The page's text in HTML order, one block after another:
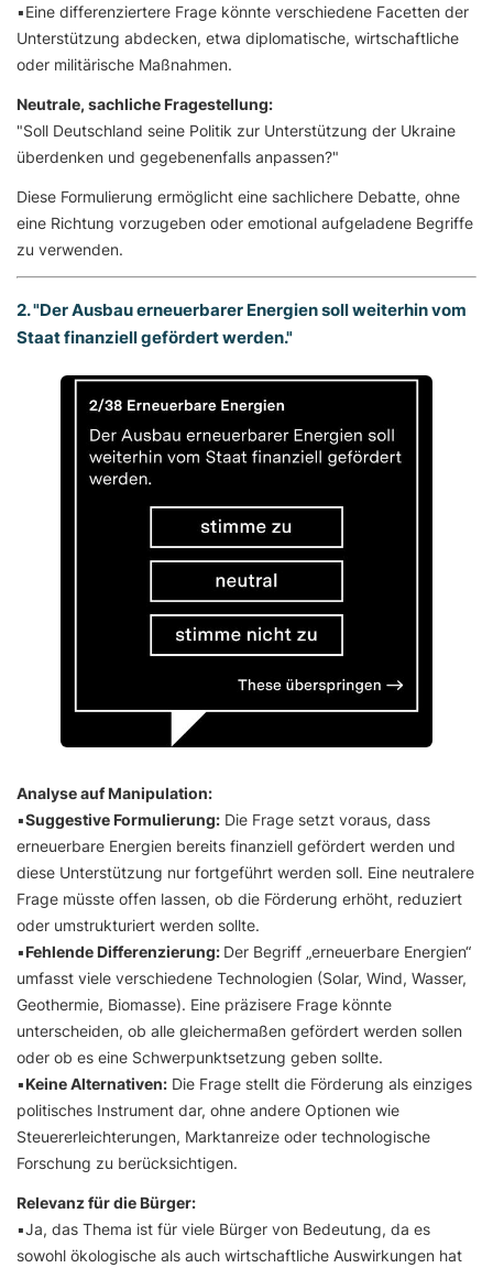
▪️Eine differenziertere Frage könnte verschiedene Facetten der
Unterstützung abdecken, etwa diplomatische, wirtschaftliche
oder militärische Maßnahmen.
Neutrale, sachliche Fragestellung:
"Soll Deutschland seine Politik zur Unterstützung der Ukraine
überdenken und gegebenenfalls anpassen?"
Diese Formulierung ermöglicht eine sachlichere Debatte, ohne
eine Richtung vorzugeben oder emotional aufgeladene Begriffe
zu verwenden.
2. "Der Ausbau erneuerbarer Energien soll weiterhin vom
Staat finanziell gefördert werden."
Analyse auf Manipulation:
▪️Suggestive Formulierung: Die Frage setzt voraus, dass
erneuerbare Energien bereits finanziell gefördert werden und
diese Unterstützung nur fortgeführt werden soll. Eine neutralere
Frage müsste offen lassen, ob die Förderung erhöht, reduziert
oder umstrukturiert werden sollte.
▪️Fehlende Differenzierung: Der Begriff „erneuerbare Energien“
umfasst viele verschiedene Technologien (Solar, Wind, Wasser,
Geothermie, Biomasse). Eine präzisere Frage könnte
unterscheiden, ob alle gleichermaßen gefördert werden sollen
oder ob es eine Schwerpunktsetzung geben sollte.
▪️Keine Alternativen: Die Frage stellt die Förderung als einziges
politisches Instrument dar, ohne andere Optionen wie
Steuererleichterungen, Marktanreize oder technologische
Forschung zu berücksichtigen.
Relevanz für die Bürger:
▪️Ja, das Thema ist für viele Bürger von Bedeutung, da es
sowohl ökologische als auch wirtschaftliche Auswirkungen hat